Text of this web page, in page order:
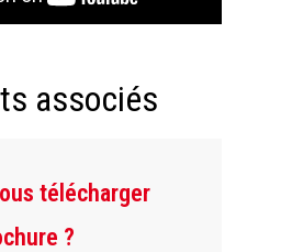
associés
télécharger
?